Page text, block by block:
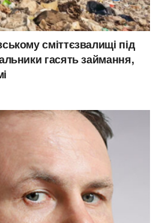
сміттєзвалищі під
гасять займання,